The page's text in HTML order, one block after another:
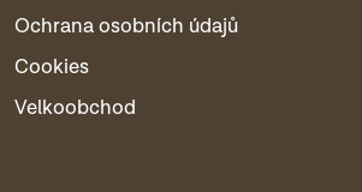
Ochrana osobních údajů
Cookies
Velkoobchod